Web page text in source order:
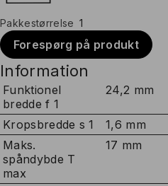
Pakkestørrelse 1
Forespørg på produkt
Information
Funktionel
bredde f 1
24,2 mm
Kropsbredde s 1
1,6 mm
Maks.
spåndybde T
max
17 mm